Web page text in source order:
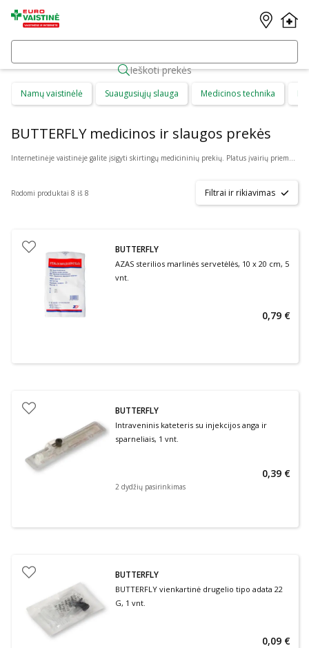
Ieškoti prekės
Namų vaistinėlė Suaugusiųjų slauga Medicinos technika
BUTTERFLY medicinos ir slaugos prekės
Internetinėje vaistinėje galite įsigyti skirtingų medicininių prekių. Platus įvairių priemonių ir technikos pasirinkimas leis visiems pirkėjams lengviau rasti tai, ko jie ieško. Šioje prekių kategorijoje yra daugybė skirtingų medicinos priemonių ir priedų, pradedant specialiais kremais ir pleistrais, baigiant kapsulėmis ar drėkinančiais akių lašais. Jeigu jums sunku apsispręsti, kurie produktai būtų geriausias ar tinkamiausias pasirinkimas, mūsų konsultantai gali jums patarti nuotoliniu būdu: internetu aktyviame pokalbio lange, el. paštu ar telefonu.
Rodomi produktai 8 iš 8 Filtrai ir rikiavimas
BUTTERFLY
AZAS sterilios marlinės servetėlės, 10 x 20 cm, 5
vnt.
0,79 €
BUTTERFLY
Intraveninis kateteris su injekcijos anga ir
sparneliais, 1 vnt.
0,39 €
2 dydžių pasirinkimas
BUTTERFLY
BUTTERFLY vienkartinė drugelio tipo adata 22
G, 1 vnt.
0,09 €